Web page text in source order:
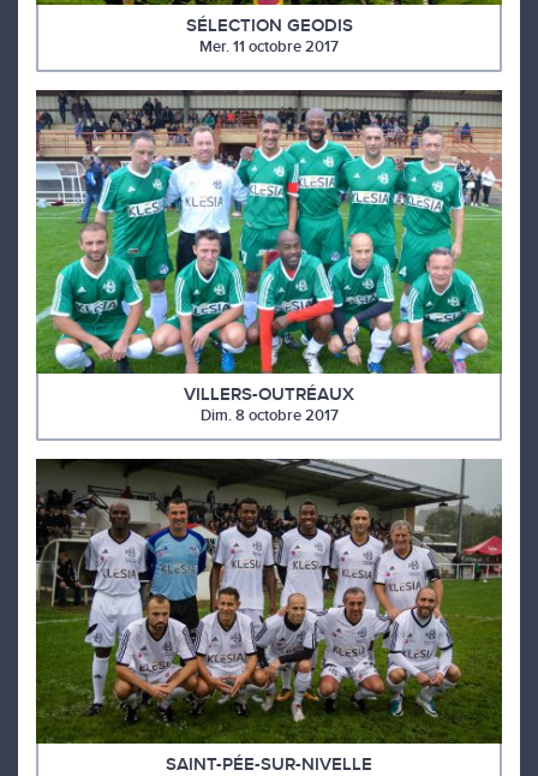
SÉLECTION GEODIS
Mer. 11 octobre 2017
VILLERS-OUTRÉAUX
Dim. 8 octobre 2017
SAINT-PÉE-SUR-NIVELLE